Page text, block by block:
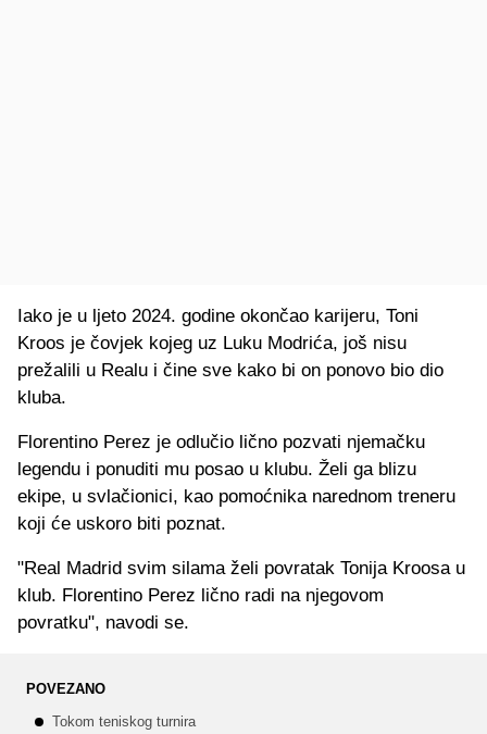
Iako je u ljeto 2024. godine okončao karijeru, Toni
Kroos je čovjek kojeg uz Luku Modrića, još nisu
prežalili u Realu i čine sve kako bi on ponovo bio dio
kluba.
Florentino Perez je odlučio lično pozvati njemačku
legendu i ponuditi mu posao u klubu. Želi ga blizu
ekipe, u svlačionici, kao pomoćnika narednom treneru
koji će uskoro biti poznat.
"Real Madrid svim silama želi povratak Tonija Kroosa u
klub. Florentino Perez lično radi na njegovom
povratku", navodi se.
POVEZANO
Tokom teniskog turnira